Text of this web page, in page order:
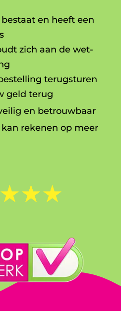
en heeft een
zich aan de wet-
terugsturen
geld terug
en betrouwbaar
rekenen op meer
☆☆☆